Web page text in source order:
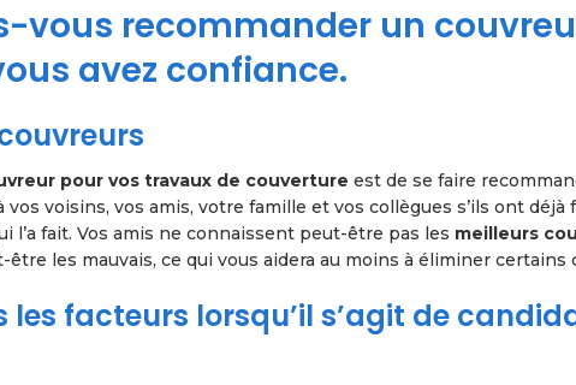
vous recommander un
avez confiance.
pour vos travaux de couverture est de se faire
voisins, vos amis, votre famille et vos collègues s’ils ont déjà
l’a fait. Vos amis ne connaissent peut-être pas les meilleurs
les mauvais, ce qui vous aidera au moins à éliminer certains
les facteurs lorsqu’il s’agit de